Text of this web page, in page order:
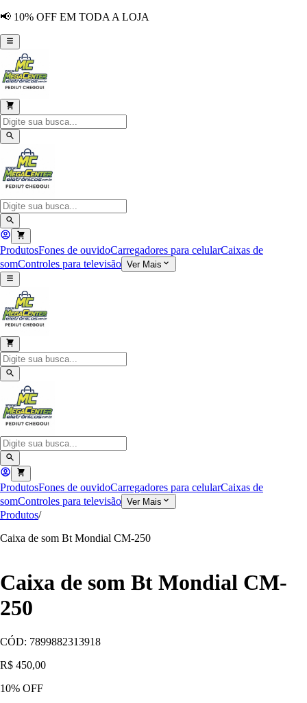
📢 10% OFF EM TODA A LOJA
ProdutosFones de ouvidoCarregadores para celularCaixas de
somControles para televisão Ver Mais
ProdutosFones de ouvidoCarregadores para celularCaixas de
somControles para televisão Ver Mais
Produtos/
Caixa de som Bt Mondial CM-250
Caixa de som Bt Mondial CM-
250
CÓD: 7899882313918
R$ 450,00
10% OFF